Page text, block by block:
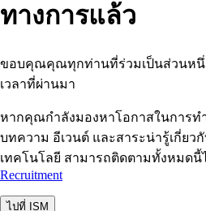
ทางการแล้ว
ขอบคุณคุณทุกท่านที่ร่วมเป็นส่วนหนึ่
เวลาที่ผ่านมา
หากคุณกำลังมองหาโอกาสในการท
บทความ อีเวนต์ และสาระน่ารู้เกี่ยว
เทคโนโลยี สามารถติดตามทั้งหมดนี้
Recruitment
ไปที่ ISM